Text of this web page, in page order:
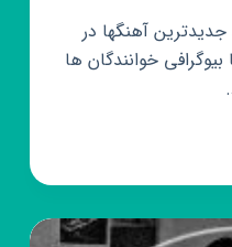
آهنگها در
خوانندگان ها